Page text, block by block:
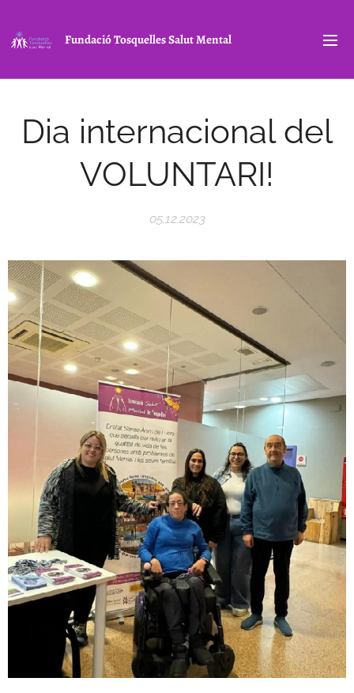
Fundació Tosquelles Salut Mental
Dia internacional del
VOLUNTARI!
05.12.2023